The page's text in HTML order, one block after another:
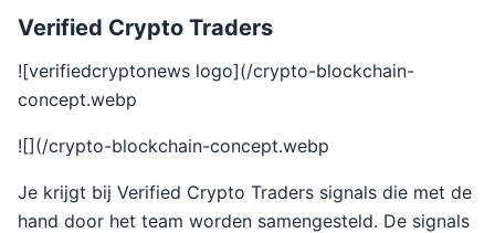
Verified Crypto Traders
![verifiedcryptonews logo](/crypto-blockchain-
concept.webp
![](/crypto-blockchain-concept.webp
Je krijgt bij Verified Crypto Traders signals die met de
hand door het team worden samengesteld. De signals